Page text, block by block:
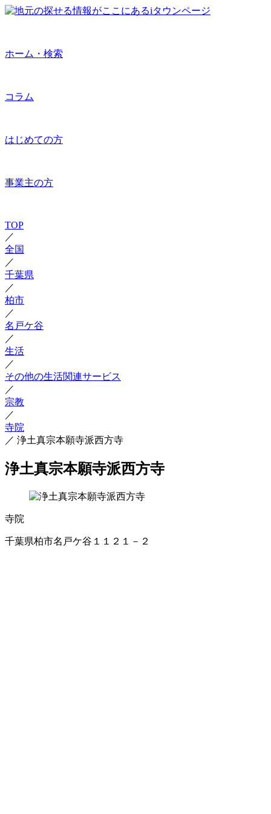
ホーム・検索
コラム
はじめての方
事業主の方
TOP
／
全国
／
千葉県
／
柏市
／
名戸ケ谷
／
生活
／
その他の生活関連サービス
／
宗教
／
寺院
／ 浄土真宗本願寺派西方寺
浄土真宗本願寺派西方寺
寺院
千葉県柏市名戸ケ谷１１２１－２